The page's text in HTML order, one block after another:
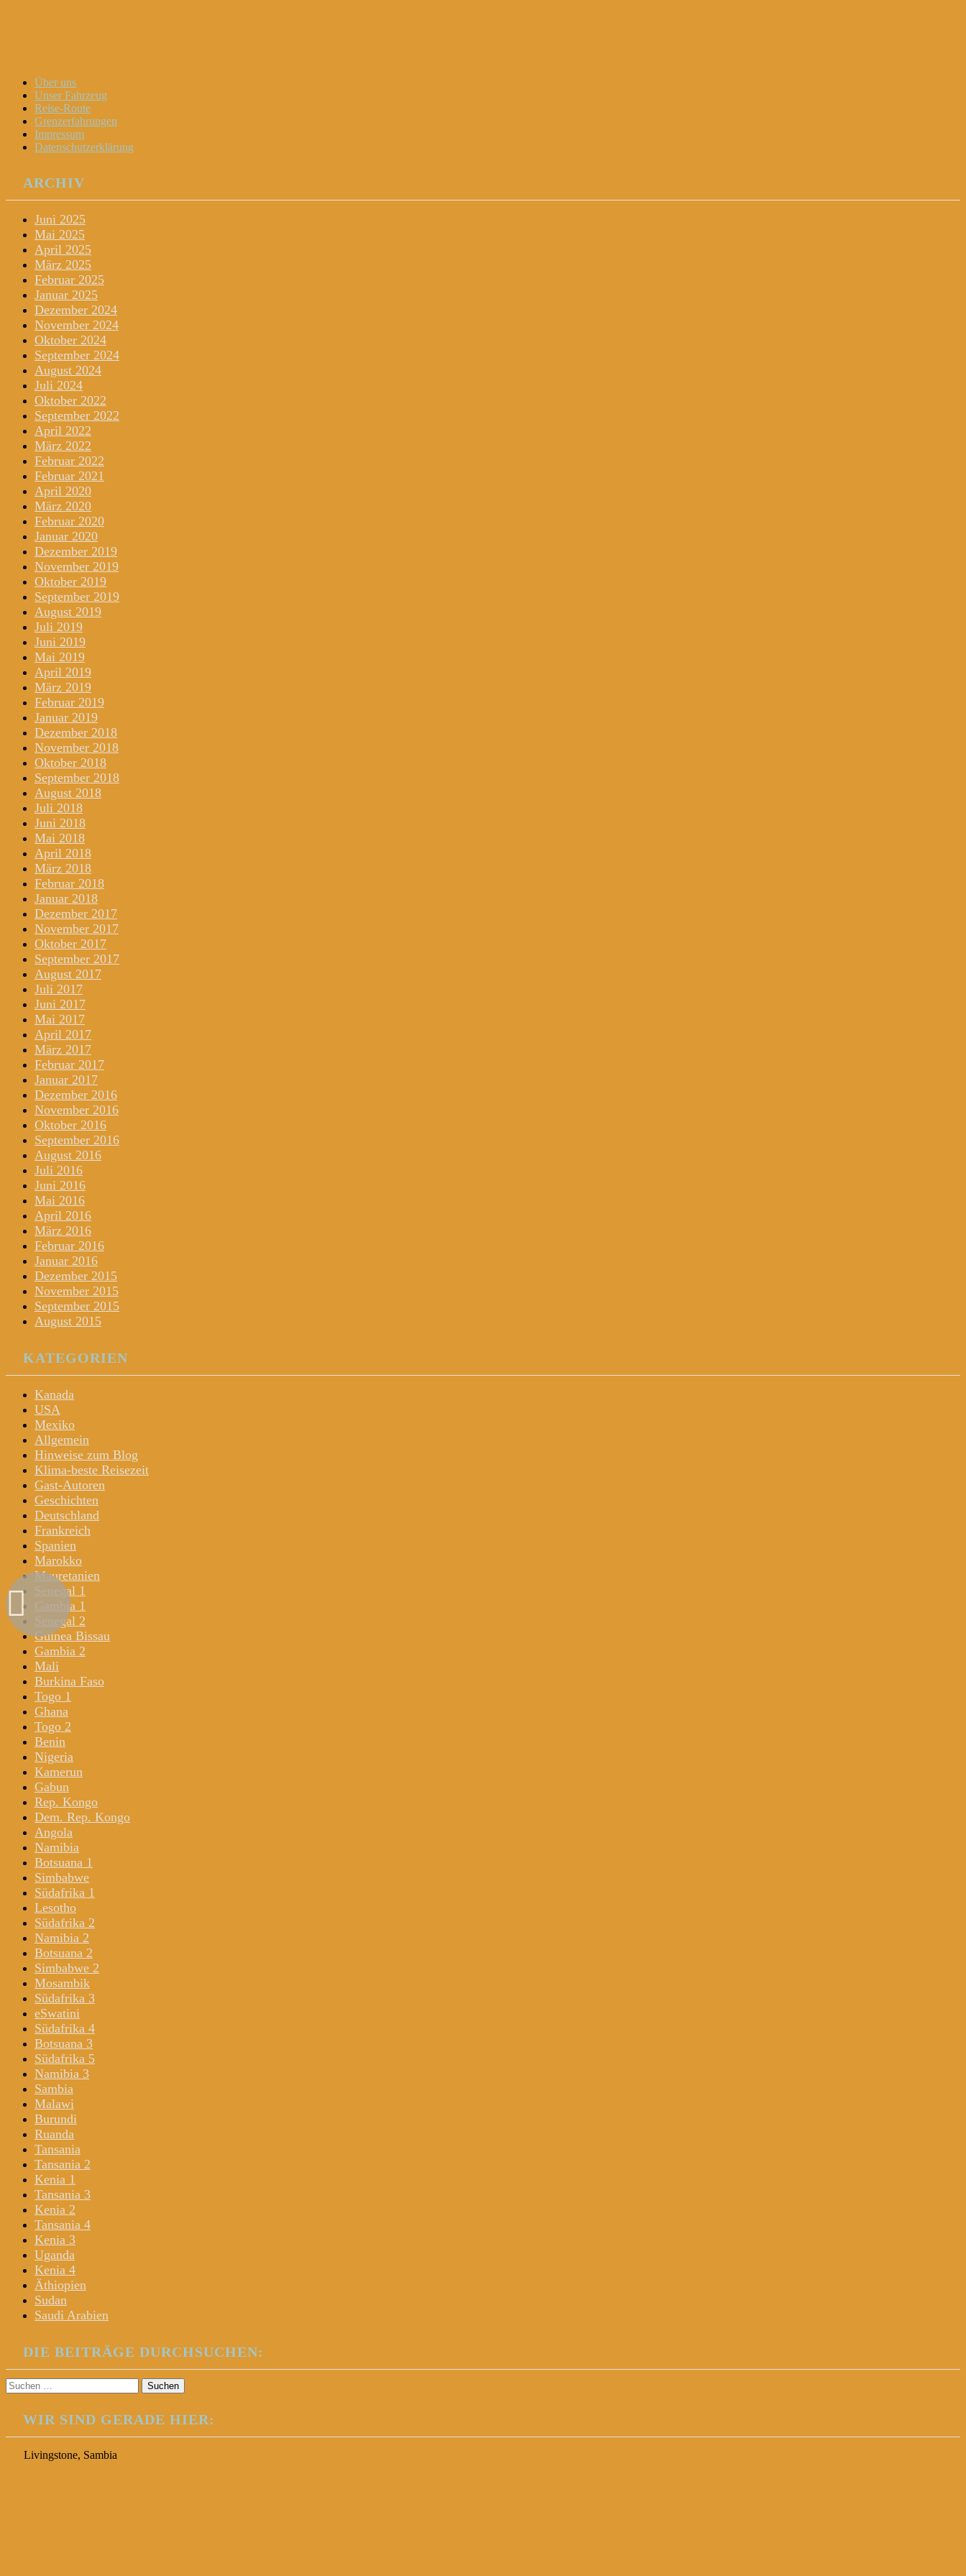
Menu
Widgets
Search
Skip
content
Über uns
Unser Fahrzeug
Reise-Route
Grenzerfahrungen
Impressum
Datenschutzerklärung
ARCHIV
Juni 2025
Mai 2025
April 2025
März 2025
Februar 2025
Januar 2025
Dezember 2024
November 2024
Oktober 2024
September 2024
August 2024
Juli 2024
Oktober 2022
September 2022
April 2022
März 2022
Februar 2022
Februar 2021
April 2020
März 2020
Februar 2020
Januar 2020
Dezember 2019
November 2019
Oktober 2019
September 2019
August 2019
Juli 2019
Juni 2019
Mai 2019
April 2019
März 2019
Februar 2019
Januar 2019
Dezember 2018
November 2018
Oktober 2018
September 2018
August 2018
Juli 2018
Juni 2018
Mai 2018
April 2018
März 2018
Februar 2018
Januar 2018
Dezember 2017
November 2017
Oktober 2017
September 2017
August 2017
Juli 2017
Juni 2017
Mai 2017
April 2017
März 2017
Februar 2017
Januar 2017
Dezember 2016
November 2016
Oktober 2016
September 2016
August 2016
Juli 2016
Juni 2016
Mai 2016
April 2016
März 2016
Februar 2016
Januar 2016
Dezember 2015
November 2015
September 2015
August 2015
KATEGORIEN
Kanada
USA
Mexiko
Allgemein
Hinweise zum Blog
Klima-beste Reisezeit
Gast-Autoren
Geschichten
Deutschland
Frankreich
Spanien
Marokko
Mauretanien
Senegal 1
Gambia 1
Senegal 2
Guinea Bissau
Gambia 2
Mali
Burkina Faso
Togo 1
Ghana
Togo 2
Benin
Nigeria
Kamerun
Gabun
Rep. Kongo
Dem. Rep. Kongo
Angola
Namibia
Botsuana 1
Simbabwe
Südafrika 1
Lesotho
Südafrika 2
Namibia 2
Botsuana 2
Simbabwe 2
Mosambik
Südafrika 3
eSwatini
Südafrika 4
Botsuana 3
Südafrika 5
Namibia 3
Sambia
Malawi
Burundi
Ruanda
Tansania
Tansania 2
Kenia 1
Tansania 3
Kenia 2
Tansania 4
Kenia 3
Uganda
Kenia 4
Äthiopien
Sudan
Saudi Arabien
DIE BEITRÄGE DURCHSUCHEN:
Suchen
nach:
WIR SIND GERADE HIER:
Livingstone, Sambia